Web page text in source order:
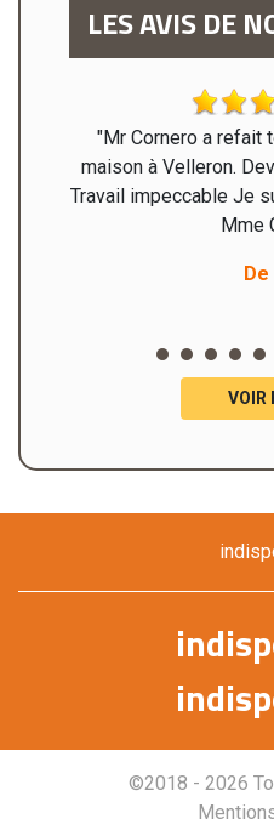
LES AVIS DE
"Mr Cornero a refait
maison à Velleron.
Travail impeccable Je
Mme
De
VOIR
©2018 - 2026